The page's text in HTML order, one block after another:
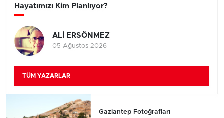
Hayatımızı Kim Planlıyor?
ALİ ERSÖNMEZ
05 Ağustos 2026
TÜM YAZARLAR
Gaziantep Fotoğrafları